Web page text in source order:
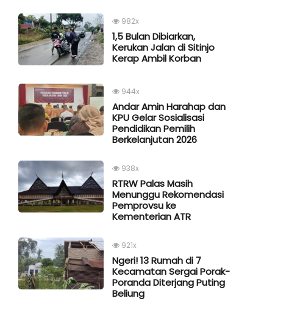
982x
1,5 Bulan Dibiarkan,
Kerukan Jalan di Sitinjo
Kerap Ambil Korban
944x
Andar Amin Harahap dan
KPU Gelar Sosialisasi
Pendidikan Pemilih
Berkelanjutan 2026
938x
RTRW Palas Masih
Menunggu Rekomendasi
Pemprovsu ke
Kementerian ATR
921x
Ngeri! 13 Rumah di 7
Kecamatan Sergai Porak-
Poranda Diterjang Puting
Beliung